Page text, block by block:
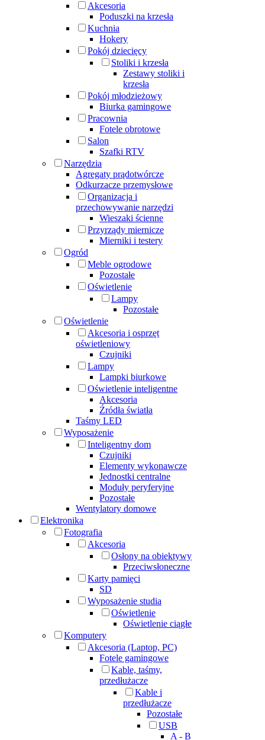
Akcesoria
Poduszki na krzesła
Kuchnia
Hokery
Pokój dziecięcy
Stoliki i krzesła
Zestawy stoliki i
krzesła
Pokój młodzieżowy
Biurka gamingowe
Pracownia
Fotele obrotowe
Salon
Szafki RTV
Narzędzia
Agregaty prądotwórcze
Odkurzacze przemysłowe
Organizacja i
przechowywanie narzędzi
Wieszaki ścienne
Przyrządy miernicze
Mierniki i testery
Ogród
Meble ogrodowe
Pozostałe
Oświetlenie
Lampy
Pozostałe
Oświetlenie
Akcesoria i osprzęt
oświetleniowy
Czujniki
Lampy
Lampki biurkowe
Oświetlenie inteligentne
Akcesoria
Źródła światła
Taśmy LED
Wyposażenie
Inteligentny dom
Czujniki
Elementy wykonawcze
Jednostki centralne
Moduły peryferyjne
Pozostałe
Wentylatory domowe
Elektronika
Fotografia
Akcesoria
Osłony na obiektywy
Przeciwsłoneczne
Karty pamięci
SD
Wyposażenie studia
Oświetlenie
Oświetlenie ciągłe
Komputery
Akcesoria (Laptop, PC)
Fotele gamingowe
Kable, taśmy,
przedłużacze
Kable i
przedłużacze
Pozostałe
USB
A - B